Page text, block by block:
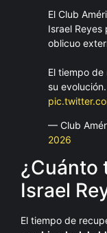
El Club
Israel Reyes
oblicuo
El tiempo
su evolución.
— Club
2026
¿Cuánto
Israel
El tiempo de